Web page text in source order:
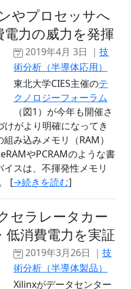
やプロセッサへ
力の威力を発揮
2019年4月 3日 ｜ 技
術分析（半導体応用）
東北大学CIES主催のテ
クノロジーフォーラム
（図1）が今年も開催さ
けがより明確になってき
み込みメモリ（RAM）
やPCRAMのような書
スは、不揮発性メモリ
[→続きを読む]
セラレータカー
低消費電力を実証
2019年3月26日 ｜ 技
術分析（半導体製品）
Xilinxがデータセンター